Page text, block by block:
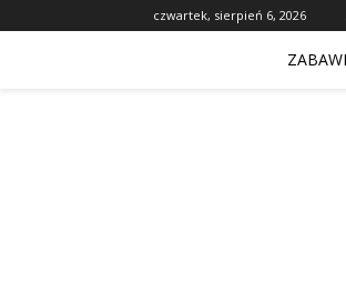
czwartek, sierpień 6, 2026